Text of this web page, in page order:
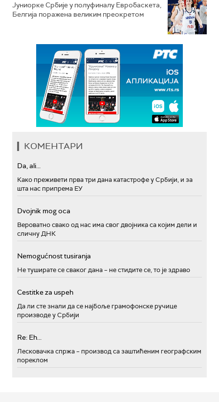
Јуниорке Србије у полуфиналу Евробаскета,
Белгија поражена великим преокретом
КОМЕНТАРИ
Da, ali...
Како преживети прва три дана катастрофе у Србији, и за
шта нас припрема ЕУ
Dvojnik mog oca
Вероватно свако од нас има свог двојника са којим дели и
сличну ДНК
Nemogućnost tusiranja
Не туширате се сваког дана – не стидите се, то је здраво
Cestitke za uspeh
Да ли сте знали да се најбоље грамофонске ручице
производе у Србији
Re: Eh...
Лесковачка спржа – производ са заштићеним географским
пореклом